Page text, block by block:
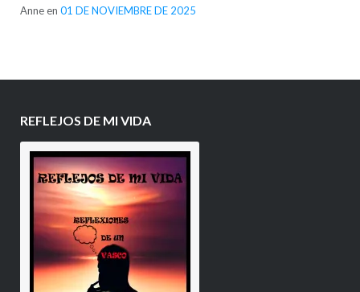
Anneen 01 DE NOVIEMBRE DE 2025
REFLEJOS DE MI VIDA